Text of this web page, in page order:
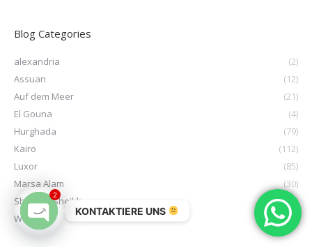
Blog Categories
alexandria
(2)
Assuan
(12)
Auf dem Meer
(21)
El Gouna
(4)
Hurghada
(79)
Kairo
(112)
Luxor
(85)
Marsa Alam
(30)
Sharm El Sheikh
(3)
Wüste
(7)
KONTAKTIERE UNS
2